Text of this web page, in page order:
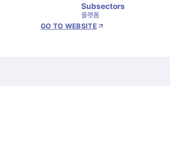
Subsectors
플랫폼
GO TO WEBSITE